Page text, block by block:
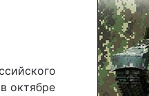
октябре